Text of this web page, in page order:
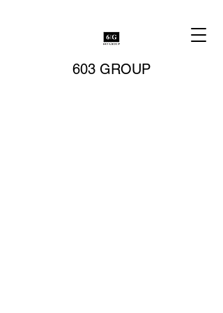
603 GROUP